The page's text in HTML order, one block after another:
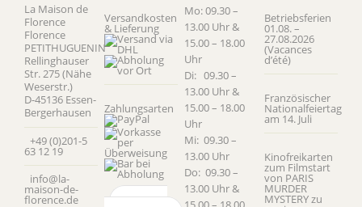
La Maison de
Florence
Florence
PETITHUGUENIN
Rellinghauser
Str. 275 (Nähe
Weserstr.)
D-45136 Essen-
Bergerhausen
+49 (0)201-5
63 12 19
info@la-
maison-de-
florence.de
Versandkosten
& Lieferung
Zahlungsarten
Vertrag
Mo: 09.30 –
13.00 Uhr &
15.00 – 18.00
Uhr
Di: 09.30 –
13.00 Uhr &
15.00 – 18.00
Uhr
Mi: 09.30 –
13.00 Uhr
Do: 09.30 –
13.00 Uhr &
Betriebsferien
01.08. –
27.08.2026
(Vacances
d’été)
Französischer
Nationalfeiertag
am 14. Juli
Kinofreikarten
zum Filmstart
von PARIS
MURDER
MYSTERY zu